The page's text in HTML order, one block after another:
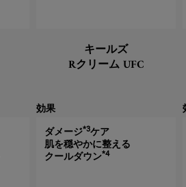
キールズ
Rクリーム UFC
効果
ダメージ*3ケア
肌を穏やかに整える
クールダウン*4